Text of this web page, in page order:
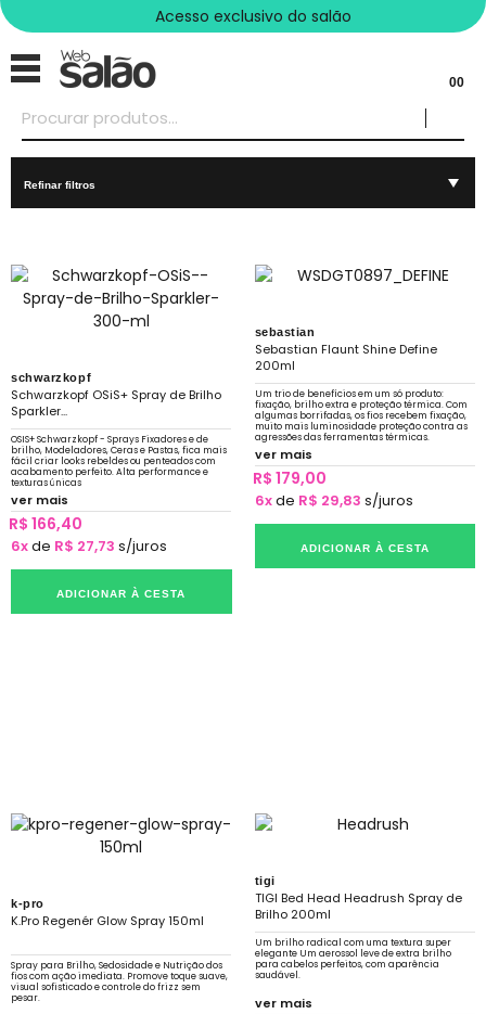
Acesso exclusivo do salão
00
Refinar filtros
schwarzkopf
Schwarzkopf OSiS+ Spray de Brilho
Sparkler...
OSIS+ Schwarzkopf - Sprays Fixadores e de
brilho, Modeladores, Ceras e Pastas, fica mais
fácil criar looks rebeldes ou penteados com
acabamento perfeito. Alta performance e
texturas únicas
ver mais
R$ 166,40
6xde R$ 27,73 s/juros
ADICIONAR À CESTA
sebastian
Sebastian Flaunt Shine Define
200ml
Um trio de benefícios em um só produto:
fixação, brilho extra e proteção térmica. Com
algumas borrifadas, os fios recebem fixação,
muito mais luminosidade proteção contra as
agressões das ferramentas térmicas.
ver mais
R$ 179,00
6xde R$ 29,83 s/juros
ADICIONAR À CESTA
k-pro
K.Pro Regenér Glow Spray 150ml
Spray para Brilho, Sedosidade e Nutrição dos
fios com ação imediata. Promove toque suave,
visual sofisticado e controle do frizz sem
pesar.
tigi
TIGI Bed Head Headrush Spray de
Brilho 200ml
Um brilho radical com uma textura super
elegante Um aerossol leve de extra brilho
para cabelos perfeitos, com aparência
saudável.
ver mais